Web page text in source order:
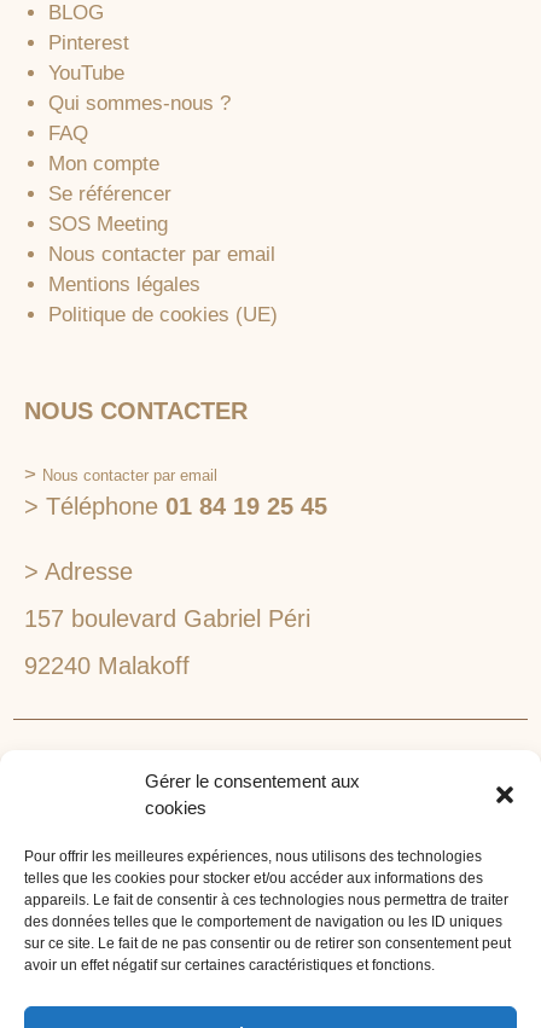
Gérer le consentement aux
cookies
Pour offrir les meilleures expériences, nous utilisons des technologies
telles que les cookies pour stocker et/ou accéder aux informations des
appareils. Le fait de consentir à ces technologies nous permettra de traiter
des données telles que le comportement de navigation ou les ID uniques
sur ce site. Le fait de ne pas consentir ou de retirer son consentement peut
avoir un effet négatif sur certaines caractéristiques et fonctions.
BLOG
Pinterest
YouTube
Qui sommes-nous ?
FAQ
Mon compte
Se référencer
SOS Meeting
Nous contacter par email
Mentions légales
Politique de cookies (UE)
NOUS CONTACTER
> Nous contacter par email
> Téléphone 01 84 19 25 45
> Adresse
157 boulevard Gabriel Péri
92240 Malakoff
1lieu1salle est spécialisé dans la recherche de lieux
événements d'entreprise. 1lieu1salle recherche
gratuitement pour vous, votre lieu de séminaire idéal :
château, domaine, hôtel, lieu atypique et dans
l'environnement que vous souhaitez, en ville, au vert, au
bord d'un lac ou de la mer.